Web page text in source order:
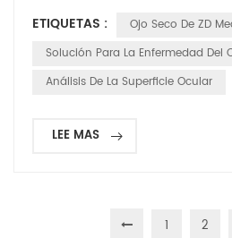
tiempo frente a pantallas y los
clínicas oftalmológicas y los centros
únicamente de lágrimas artificiales
ETIQUETAS :
Ojo Seco De ZD
Solución Para La Enfermedad Del
Análisis De La Superficie Ocular
LEE MAS
1 2